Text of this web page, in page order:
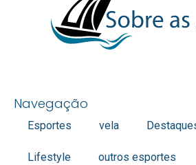
Navegação
Esportes vela
Lifestyle outros esportes